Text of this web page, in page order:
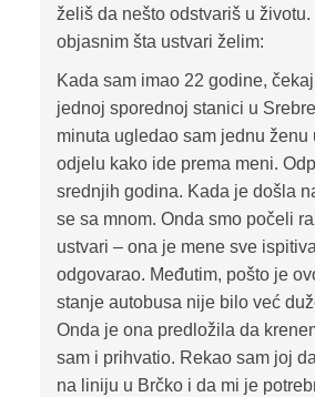
želiš da nešto odstvariš u
objasnim šta ustvari želim:
Kada sam imao 22 godine,
jednoj sporednoj stanici u
minuta ugledao sam jednu ženu
odjelu kako ide prema meni.
srednjih godina. Kada je došla
se sa mnom. Onda smo počeli
ustvari – ona je mene sve
odgovarao. Međutim, pošto je
stanje autobusa nije bilo već
Onda je ona predložila da
sam i prihvatio. Rekao sam joj
na liniju u Brčko i da mi je